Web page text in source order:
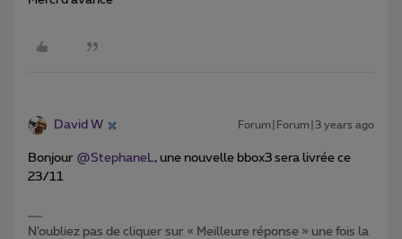
David W Forum|Forum|3 years ago
Bonjour @StephaneL, une nouvelle bbox3 sera livrée ce
23/11
N’oubliez pas de cliquer sur « Meilleure réponse » une fois la